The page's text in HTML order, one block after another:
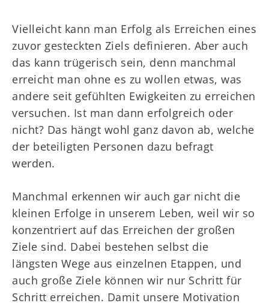
Vielleicht kann man Erfolg als Erreichen eines
zuvor gesteckten Ziels definieren. Aber auch
das kann trügerisch sein, denn manchmal
erreicht man ohne es zu wollen etwas, was
andere seit gefühlten Ewigkeiten zu erreichen
versuchen. Ist man dann erfolgreich oder
nicht? Das hängt wohl ganz davon ab, welche
der beteiligten Personen dazu befragt
werden.
Manchmal erkennen wir auch gar nicht die
kleinen Erfolge in unserem Leben, weil wir so
konzentriert auf das Erreichen der großen
Ziele sind. Dabei bestehen selbst die
längsten Wege aus einzelnen Etappen, und
auch große Ziele können wir nur Schritt für
Schritt erreichen. Damit unsere Motivation